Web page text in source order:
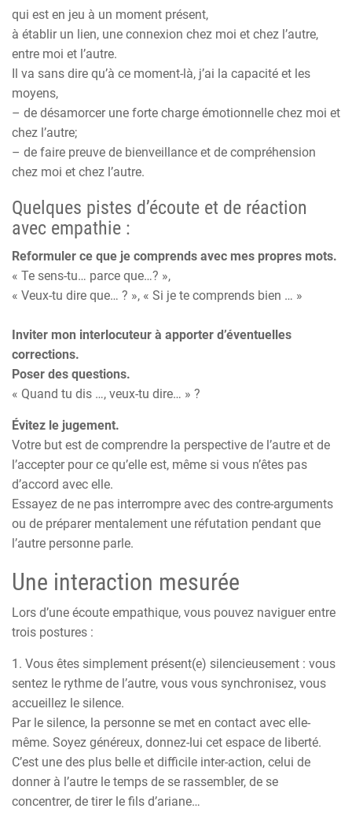
qui est en jeu à un moment présent,
à établir un lien, une connexion chez moi et chez l’autre,
entre moi et l’autre.
Il va sans dire qu’à ce moment-là, j’ai la capacité et les
moyens,
– de désamorcer une forte charge émotionnelle chez moi et
chez l’autre;
– de faire preuve de bienveillance et de compréhension
chez moi et chez l’autre.
Quelques pistes d’écoute et de réaction
avec empathie :
Reformuler ce que je comprends avec mes propres mots.
« Te sens-tu… parce que…? »,
« Veux-tu dire que… ? », « Si je te comprends bien … »
Inviter mon interlocuteur à apporter d’éventuelles
corrections.
Poser des questions.
« Quand tu dis …, veux-tu dire… » ?
Évitez le jugement.
Votre but est de comprendre la perspective de l’autre et de
l’accepter pour ce qu’elle est, même si vous n’êtes pas
d’accord avec elle.
Essayez de ne pas interrompre avec des contre-arguments
ou de préparer mentalement une réfutation pendant que
l’autre personne parle.
Une interaction mesurée
Lors d’une écoute empathique, vous pouvez naviguer entre
trois postures :
1. Vous êtes simplement présent(e) silencieusement : vous
sentez le rythme de l’autre, vous vous synchronisez, vous
accueillez le silence.
Par le silence, la personne se met en contact avec elle-
même. Soyez généreux, donnez-lui cet espace de liberté.
C’est une des plus belle et difficile inter-action, celui de
donner à l’autre le temps de se rassembler, de se
concentrer, de tirer le fils d’ariane…